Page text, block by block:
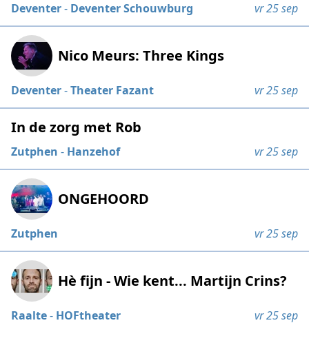
Deventer- Deventer Schouwburg vr 25 sep
Nico Meurs: Three Kings
Deventer-Theater Fazant vr 25 sep
In de zorg met Rob
Zutphen - Hanzehof vr 25 sep
ONGEHOORD
Zutphen vr 25 sep
Hè fijn - Wie kent... Martijn Crins?
Raalte- HOFtheater vr 25 sep